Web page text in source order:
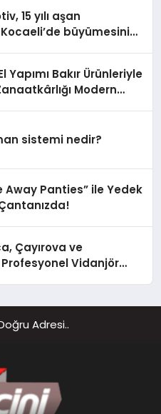
15 yılı aşan
büyümesini
Yapımı Bakır Ürünleriyle
Modern
sistemi nedir?
Away Panties” ile Yedek
Çayırova ve
Profesyonel Vidanjör
Adresi..